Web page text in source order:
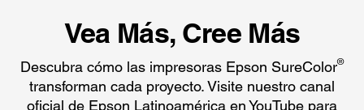
Vea Más, Cree Más
Descubra cómo las impresoras Epson SureColor®
transforman cada proyecto. Visite nuestro canal
oficial de Epson Latinoamérica en YouTube para